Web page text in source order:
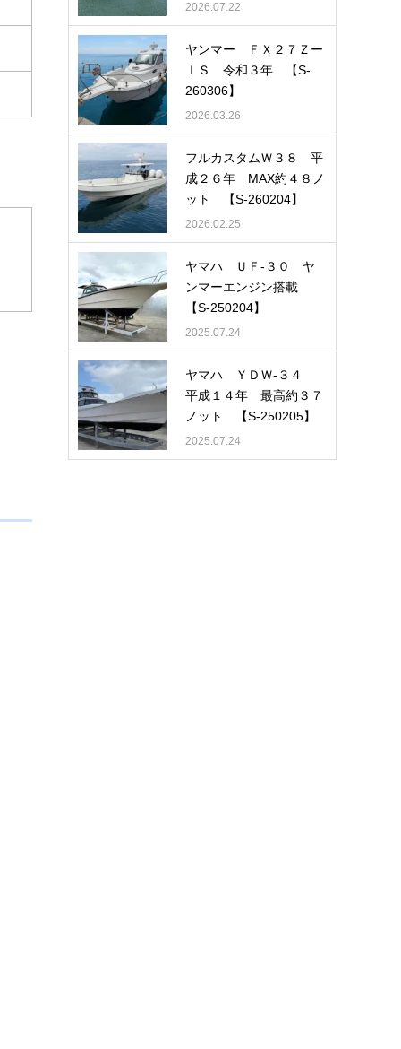
2026.07.22
ヤンマー ＦＸ２７Ｚー
ＩＳ 令和３年 【S-
260306】
2026.03.26
フルカスタムＷ３８ 平
成２６年 MAX約４８ノ
ット 【S-260204】
2026.02.25
ヤマハ ＵＦ-３０ ヤ
ンマーエンジン搭載
【S-250204】
2025.07.24
ヤマハ ＹＤＷ-３４
平成１４年 最高約３７
ノット 【S-250205】
2025.07.24